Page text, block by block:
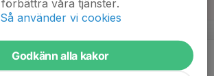
förbättra våra tjänster.
Så använder vi cookies
Godkänn alla kakor